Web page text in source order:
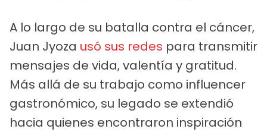
A lo largo de su batalla contra el cáncer,
Juan Jyoza usó sus redes para transmitir
mensajes de vida, valentía y gratitud.
Más allá de su trabajo como influencer
gastronómico, su legado se extendió
hacia quienes encontraron inspiración